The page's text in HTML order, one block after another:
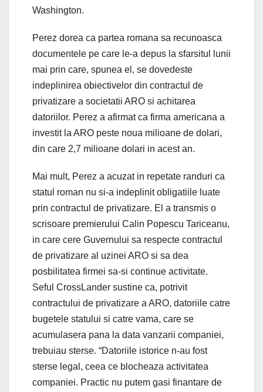
Washington.
Perez dorea ca partea romana sa recunoasca
documentele pe care le-a depus la sfarsitul lunii
mai prin care, spunea el, se dovedeste
indeplinirea obiectivelor din contractul de
privatizare a societatii ARO si achitarea
datoriilor. Perez a afirmat ca firma americana a
investit la ARO peste noua milioane de dolari,
din care 2,7 milioane dolari in acest an.
Mai mult, Perez a acuzat in repetate randuri ca
statul roman nu si-a indeplinit obligatiile luate
prin contractul de privatizare. El a transmis o
scrisoare premierului Calin Popescu Tariceanu,
in care cere Guvernului sa respecte contractul
de privatizare al uzinei ARO si sa dea
posbilitatea firmei sa-si continue activitate.
Seful CrossLander sustine ca, potrivit
contractului de privatizare a ARO, datoriile catre
bugetele statului si catre vama, care se
acumulasera pana la data vanzarii companiei,
trebuiau sterse. “Datoriile istorice n-au fost
sterse legal, ceea ce blocheaza activitatea
companiei. Practic nu putem gasi finantare de